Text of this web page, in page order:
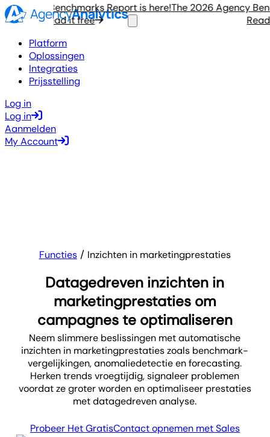
Agency Benchmarks Report is here!
Read it free
The 2026 Agency
Read
Platform
Oplossingen
Integraties
Prijsstelling
Log in
Log in
Aanmelden
My Account
Functies Inzichten in marketingprestaties
Datagedreven inzichten in
marketingprestaties om
campagnes te optimaliseren
Neem slimmere beslissingen met automatische
inzichten in marketingprestaties zoals benchmark­
vergelijkingen, anomalie­detectie en forecasting.
Herken trends vroegtijdig, signaleer problemen
voordat ze groter worden en optimaliseer prestaties
met datagedreven analyse.
Probeer Het GratisContact opnemen met Sales